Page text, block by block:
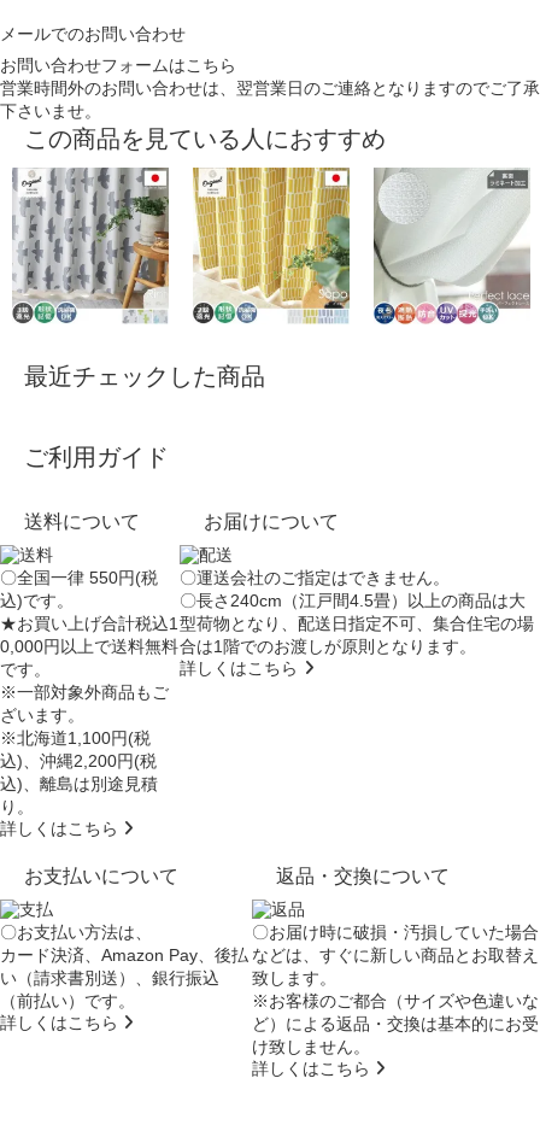
メールでのお問い合わせ
お問い合わせフォームはこちら
営業時間外のお問い合わせは、翌営業日のご連絡となりますのでご了承
下さいませ。
この商品を見ている人におすすめ
最近チェックした商品
ご利用ガイド
送料について
〇全国一律 550円(税
込)です。
★お買い上げ合計税込1
0,000円以上で送料無料
です。
※一部対象外商品もご
ざいます。
※北海道1,100円(税
込)、沖縄2,200円(税
込)、離島は別途見積
り。
詳しくはこちら
お届けについて
〇運送会社のご指定はできません。
〇長さ240cm（江戸間4.5畳）以上の商品は大
型荷物となり、配送日指定不可、集合住宅の場
合は1階でのお渡しが原則となります。
詳しくはこちら
お支払いについて
〇お支払い方法は、
カード決済、Amazon Pay、後払
い（請求書別送）、銀行振込
（前払い）です。
詳しくはこちら
返品・交換について
〇お届け時に破損・汚損していた場合
などは、すぐに新しい商品とお取替え
致します。
※お客様のご都合（サイズや色違いな
ど）による返品・交換は基本的にお受
け致しません。
詳しくはこちら